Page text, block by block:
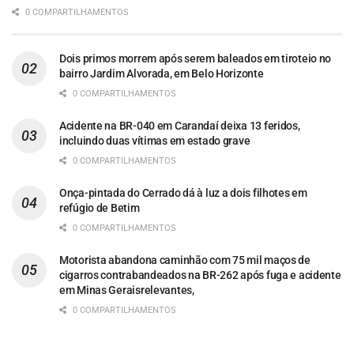
0 COMPARTILHAMENTOS
Dois primos morrem após serem baleados em tiroteio no
bairro Jardim Alvorada, em Belo Horizonte
0 COMPARTILHAMENTOS
Acidente na BR-040 em Carandaí deixa 13 feridos,
incluindo duas vítimas em estado grave
0 COMPARTILHAMENTOS
Onça-pintada do Cerrado dá à luz a dois filhotes em
refúgio de Betim
0 COMPARTILHAMENTOS
Motorista abandona caminhão com 75 mil maços de
cigarros contrabandeados na BR-262 após fuga e acidente
em Minas Geraisrelevantes,
0 COMPARTILHAMENTOS